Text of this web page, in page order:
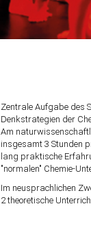
Zentrale Aufgabe des
Denkstrategien der
Am
insgesamt 3 Stunden
lang praktische
"normalen" Chemie-
Im neusprachlichen
2 theoretische